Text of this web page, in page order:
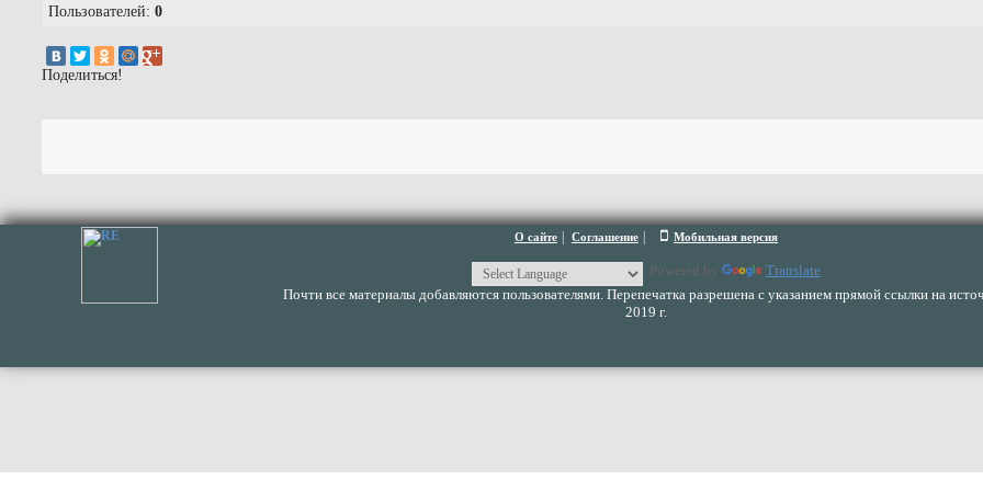
Пользователей: 0
Поделиться!
О сайте Соглашение Мобильная версия
Powered by
Translate
Почти все материалы добавляются пользователями. Перепечатка разрешена с указанием прямой ссылки на
2019 г.